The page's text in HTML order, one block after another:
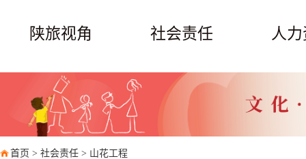
陕旅视角 社会责任 人
首页 > 社会责任 > 山花工程